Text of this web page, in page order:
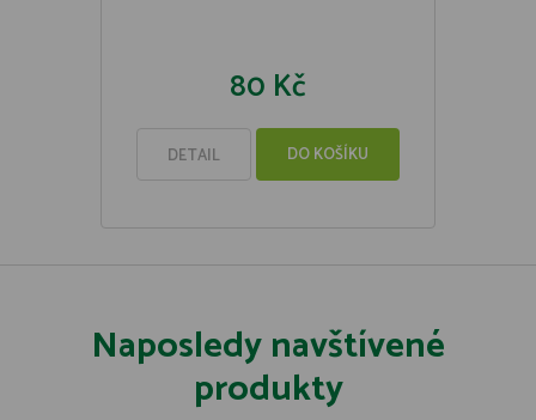
80 Kč
DETAIL DO KOŠÍKU
Naposledy navštívené
produkty